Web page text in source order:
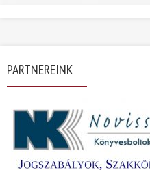
PARTNEREINK